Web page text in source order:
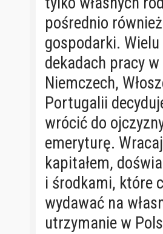
pośrednio
gospodarki.
dekadach pracy
Niemczech,
Portugalii
wrócić do
emeryturę.
kapitałem,
i środkami, które
wydawać na
utrzymanie w